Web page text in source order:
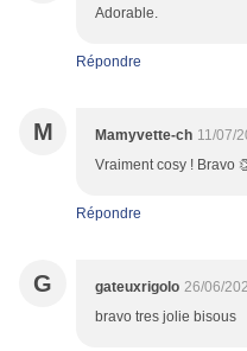
Adorable.
Répondre
M Mamyvette-ch 11/07/
Vraiment cosy ! Bravo
Répondre
G gateuxrigolo 26/06/
bravo tres jolie bisous